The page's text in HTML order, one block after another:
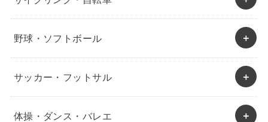
野球・ソフトボール
サッカー・フットサル
体操・ダンス・バレエ